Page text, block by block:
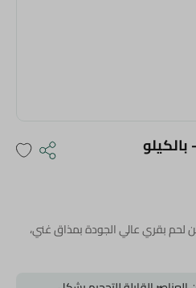
بقري عالي الجودة بمذاق غني،